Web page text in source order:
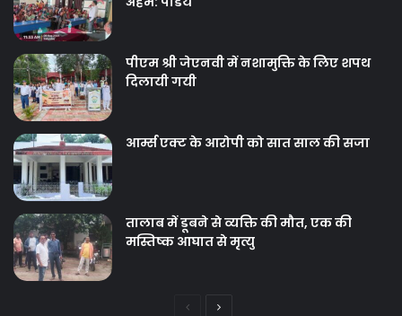
पीएम श्री जेएनवी में नशामुक्ति के लिए शपथ
दिलायी गयी
आर्म्स एक्ट के आरोपी को सात साल की सजा
तालाब में डूबने से व्यक्ति की मौत, एक की
मस्तिष्क आघात से मृत्यु
PreviousNext